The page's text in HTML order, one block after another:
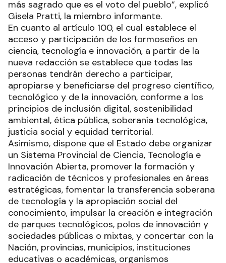
más sagrado que es el voto del pueblo”, explicó
Gisela Pratti, la miembro informante.
En cuanto al artículo 100, el cual establece el
acceso y participación de los formoseños en
ciencia, tecnología e innovación, a partir de la
nueva redacción se establece que todas las
personas tendrán derecho a participar,
apropiarse y beneficiarse del progreso científico,
tecnológico y de la innovación, conforme a los
principios de inclusión digital, sostenibilidad
ambiental, ética pública, soberanía tecnológica,
justicia social y equidad territorial.
Asimismo, dispone que el Estado debe organizar
un Sistema Provincial de Ciencia, Tecnología e
Innovación Abierta, promover la formación y
radicación de técnicos y profesionales en áreas
estratégicas, fomentar la transferencia soberana
de tecnología y la apropiación social del
conocimiento, impulsar la creación e integración
de parques tecnológicos, polos de innovación y
sociedades públicas o mixtas, y concertar con la
Nación, provincias, municipios, instituciones
educativas o académicas, organismos